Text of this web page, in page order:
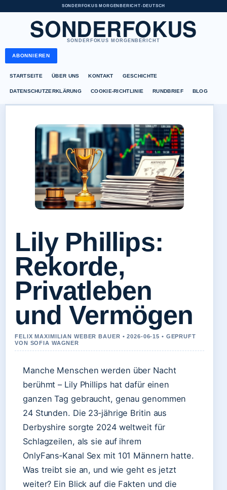
SONDERFOKUS MORGENBERICHT• DEUTSCH
SONDERFOKUS
SONDERFOKUS MORGENBERICHT
ABONNIEREN
STARTSEITE ÜBER UNS KONTAKT GESCHICHTE
DATENSCHUTZERKLÄRUNG COOKIE-RICHTLINIE RUNDBRIEF BLOG
Lily Phillips:
Rekorde,
Privatleben
und Vermögen
FELIX MAXIMILIAN WEBER BAUER • 2026-06-15 • GEPRUFT
VON SOFIA WAGNER
Manche Menschen werden über Nacht
berühmt – Lily Phillips hat dafür einen
ganzen Tag gebraucht, genau genommen
24 Stunden. Die 23‑jährige Britin aus
Derbyshire sorgte 2024 weltweit für
Schlagzeilen, als sie auf ihrem
OnlyFans‑Kanal Sex mit 101 Männern hatte.
Was treibt sie an, und wie geht es jetzt
weiter? Ein Blick auf die Fakten und die